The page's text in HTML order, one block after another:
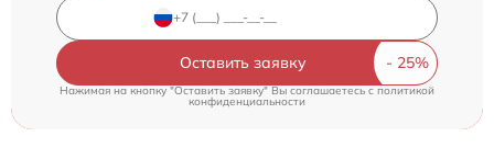
Оставить заявку
Нажимая на кнопку "Оставить заявку" Вы соглашаетесь cполитикой
конфиденциальности